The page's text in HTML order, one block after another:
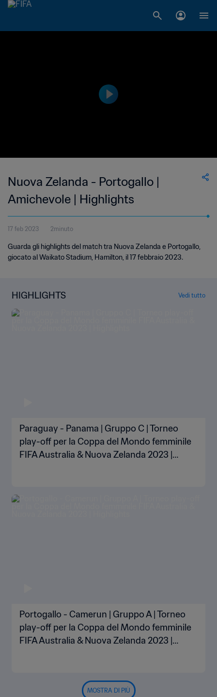
Nuova Zelanda - Portogallo |
Amichevole | Highlights
17 feb 2023 2minuto
Guarda gli highlights del match tra Nuova Zelanda e Portogallo,
giocato al Waikato Stadium, Hamilton, il 17 febbraio 2023.
HIGHLIGHTS Vedi tutto
Paraguay - Panama | Gruppo C | Torneo
play-off per la Coppa del Mondo femminile
FIFA Australia & Nuova Zelanda 2023 |
Portogallo - Camerun | Gruppo A | Torneo
play-off per la Coppa del Mondo femminile
FIFA Australia & Nuova Zelanda 2023 |
MOSTRA DI PIÙ